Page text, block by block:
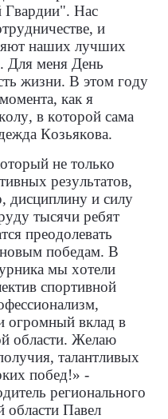
Нас
и
наших лучших
Для меня День
жизни. В этом году
как я
в которой сама
Козьякова.
не только
результатов,
дисциплину и силу
тысячи ребят
преодолевать
новым победам. В
мы хотели
спортивной
огромный вклад в
области. Желаю
талантливых
побед!» -
регионального
Павел